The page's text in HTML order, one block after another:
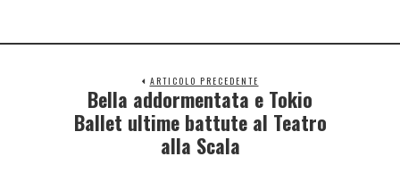
ARTICOLO PRECEDENTE
Bella addormentata e Tokio
Ballet ultime battute al Teatro
alla Scala